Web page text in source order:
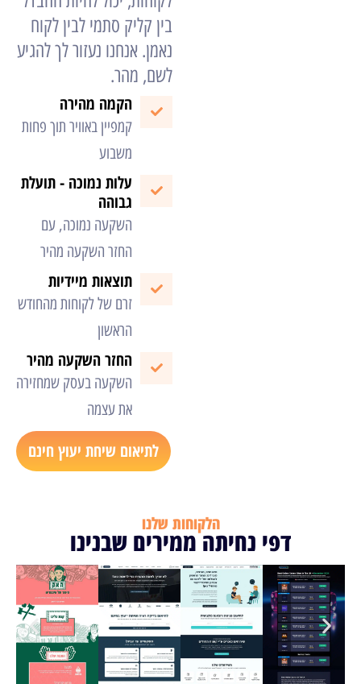
בין קליק סתמי לבין לקוח
נאמן. אנחנו נעזור לך להגיע
לשם, מהר.
הקמה מהירה
קמפיין באוויר תוך פחות
משבוע
עלות נמוכה - תועלת
גבוהה
השקעה נמוכה, עם
החזר השקעה מהיר
תוצאות מיידיות
זרם של לקוחות מהחודש
הראשון
החזר השקעה מהיר
השקעה בעסק שמחזירה
את עצמה
לתיאום שיחת יעוץ חינם
הלקוחות שלנו
דפי נחיתה ממירים שבנינו
לאפס את כל האפשרויות